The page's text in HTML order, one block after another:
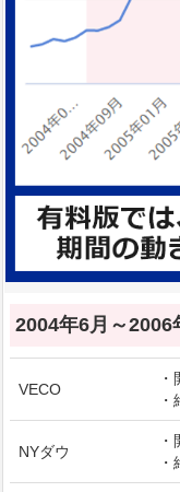
2004年6月～
VECO
NYダウ